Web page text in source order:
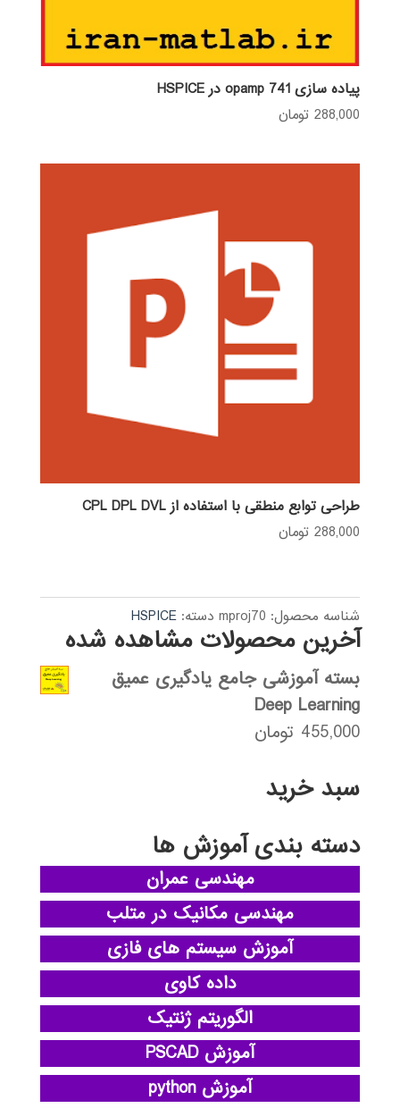
پیاده سازی opamp 741 در HSPICE
288,000 تومان
طراحی توابع منطقی با استفاده از CPL DPL DVL
288,000 تومان
شناسه محصول: mproj70 دسته: HSPICE
آخرین محصولات مشاهده شده
بسته آموزشی جامع یادگیری عمیق
Deep Learning
455,000 تومان
سبد خرید
دسته بندی آموزش ها
مهندسی عمران
مهندسی مکانیک در متلب
آموزش سیستم های فازی
داده کاوی
الگوریتم ژنتیک
آموزش PSCAD
آموزش python